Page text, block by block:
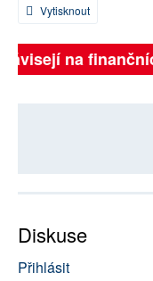
Vytisknout
na
Diskuse
Přihlásit